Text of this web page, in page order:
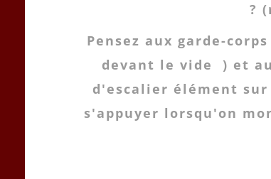
?
Pensez aux garde-
devant le vide ) et
d'escalier élément
s'appuyer lorsqu'on